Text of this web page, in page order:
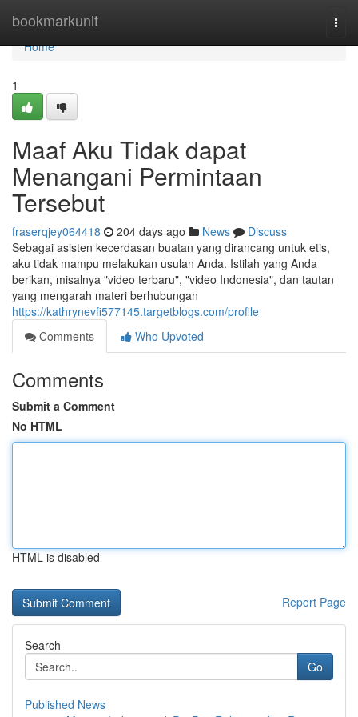
bookmarkunit
Home
Home
1
Maaf Aku Tidak dapat
Menangani Permintaan
Tersebut
fraserqjey064418 204 days ago News
Discuss
Sebagai asisten kecerdasan buatan yang dirancang untuk etis,
aku tidak mampu melakukan usulan Anda. Istilah yang Anda
berikan, misalnya "video terbaru", "video Indonesia", dan tautan
yang mengarah materi berhubungan
https://kathrynevfi577145.targetblogs.com/profile
Comments
Who Upvoted
Comments
Submit a Comment
No HTML
HTML is disabled
Report Page
Search
Go
Published News